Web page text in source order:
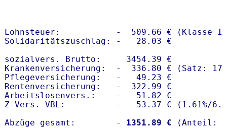
Lohnsteuer:           -  509.66 € (Klasse I)
Solidaritätszuschlag: -   28.03 €
sozialvers. Brutto:     3454.39 €
Krankenversicherung:  -  336.80 € (Satz:
Pflegeversicherung:   -   49.23 €
Rentenversicherung:   -  322.99 €
Arbeitslosenvers.:    -   51.82 €
Z-Vers. VBL:          -   53.37 € ( 1.61%/
Abzüge gesamt:        -
1351.89 €